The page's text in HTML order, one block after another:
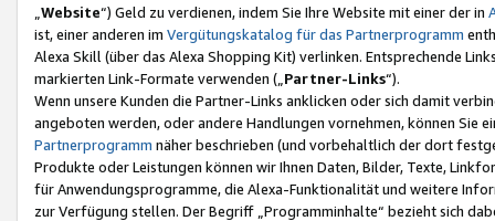
Website“) Geld zu verdienen, indem Sie Ihre Website mit einer der in
ist, einer anderen im Vergütungskatalog für das Partnerprogramm
Alexa Skill (über das Alexa Shopping Kit) verlinken. Entsprechende
markierten Link-Formate verwenden („ Partner-Links“).
Wenn unsere Kunden die Partner-Links anklicken oder sich damit
angeboten werden, oder andere Handlungen vornehmen, können Sie
Partnerprogramm näher beschrieben (und vorbehaltlich der dort
Produkte oder Leistungen können wir Ihnen Daten, Bilder, Texte,
für Anwendungsprogramme, die Alexa-Funktionalität und weitere
zur Verfügung stellen. Der Begriff „Programminhalte“ bezieht sich